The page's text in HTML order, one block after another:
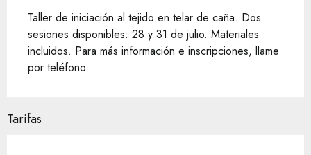
Taller de iniciación al tejido en telar de caña. Dos
sesiones disponibles: 28 y 31 de julio. Materiales
incluidos. Para más información e inscripciones, llame
por teléfono.
Tarifas